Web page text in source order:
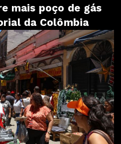
mais poço de gás
da Colômbia